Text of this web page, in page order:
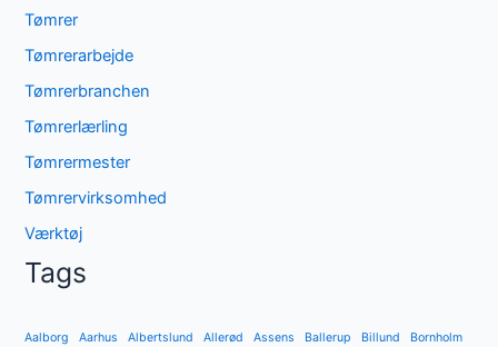
Tømrer
Tømrerarbejde
Tømrerbranchen
Tømrerlærling
Tømrermester
Tømrervirksomhed
Værktøj
Tags
Aalborg Aarhus Albertslund Allerød Assens Ballerup Billund Bornholm